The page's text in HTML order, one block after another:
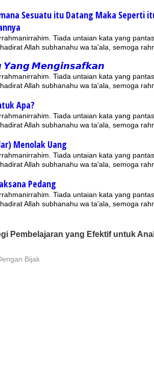
Sesuatu itu Datang Maka Seperti
Tiada untaian kata yang
Allah subhanahu wa ta'ala, semoga
𝙔𝙖𝙣𝙜 𝙈𝙚𝙣𝙜𝙞𝙣𝙨𝙖𝙛𝙠𝙖𝙣
Tiada untaian kata yang
Allah subhanahu wa ta'ala, semoga
Apa?
Tiada untaian kata yang
Allah subhanahu wa ta'ala, semoga
Menolak Uang
Tiada untaian kata yang
Allah subhanahu wa ta'ala, semoga
Pedang
Tiada untaian kata yang
Allah subhanahu wa ta'ala, semoga
Pembelajaran yang Efektif untuk
Bijak